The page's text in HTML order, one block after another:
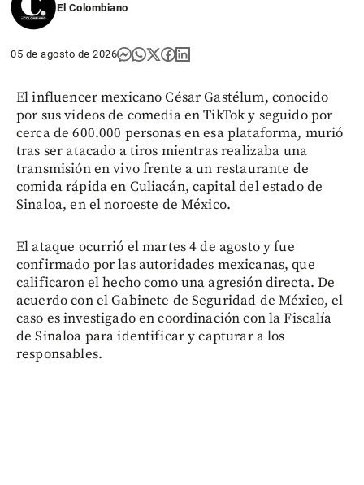
El Colombiano
05 de agosto de 2026
El influencer mexicano César Gastélum, conocido
por sus videos de comedia en TikTok y seguido por
cerca de 600.000 personas en esa plataforma, murió
tras ser atacado a tiros mientras realizaba una
transmisión en vivo frente a un restaurante de
comida rápida en Culiacán, capital del estado de
Sinaloa, en el noroeste de México.
El ataque ocurrió el martes 4 de agosto y fue
confirmado por las autoridades mexicanas, que
calificaron el hecho como una agresión directa. De
acuerdo con el Gabinete de Seguridad de México, el
caso es investigado en coordinación con la Fiscalía
de Sinaloa para identificar y capturar a los
responsables.